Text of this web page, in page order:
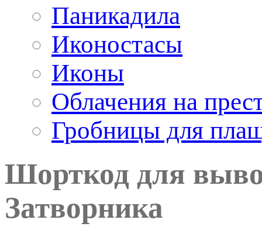
Паникадила
Иконостасы
Иконы
Облачения на
Гробницы для
Шорткод для
Затворника